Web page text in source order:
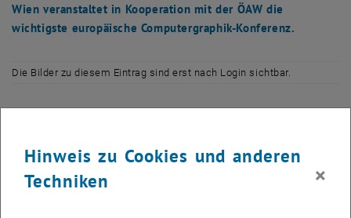
Wien veranstaltet in Kooperation mit der ÖAW die
wichtigste europäische Computergraphik-Konferenz.
Die Bilder zu diesem Eintrag sind erst nach Login sichtbar.
diesjährige "Eurographics 2006" bringt von 4. - 8. September 2006
Hinweis zu Cookies und anderen
Techniken
×